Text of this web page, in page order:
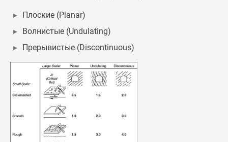
Плоские (Planar)
Волнистые (Undulating)
Прерывистые (Discontinuous)